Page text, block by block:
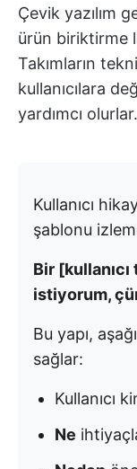
Çevik yazılım
ürün biriktirme
Takımların
kullanıcılara
yardımcı olurlar.
Kullanıcı
şablonu
Bir
istiyorum,
Bu yapı,
sağlar:
Kullanıcı
Ne